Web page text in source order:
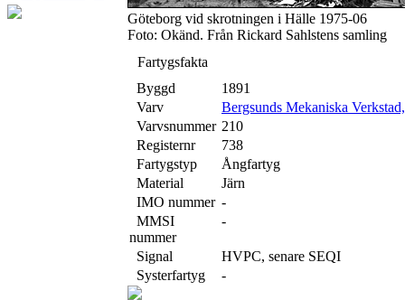
Göteborg vid skrotningen i Hälle 1975-06
Foto: Okänd. Från Rickard Sahlstens samling
Fartygsfakta
Byggd
1891
Varv
Bergsunds Mekaniska
Varvsnummer 210
Registernr
738
Fartygstyp
Ångfartyg
Material
Järn
IMO nummer -
MMSI
nummer
-
Signal
HVPC, senare SEQI
Systerfartyg
-